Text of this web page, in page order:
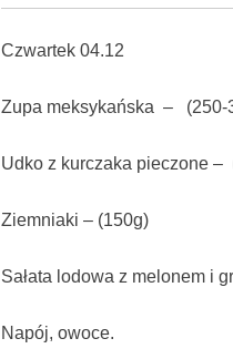
Czwartek 04.12
Zupa meksykańska – (250-
Udko z kurczaka pieczone –
Ziemniaki – (150g)
Sałata lodowa z melonem i
Napój, owoce.